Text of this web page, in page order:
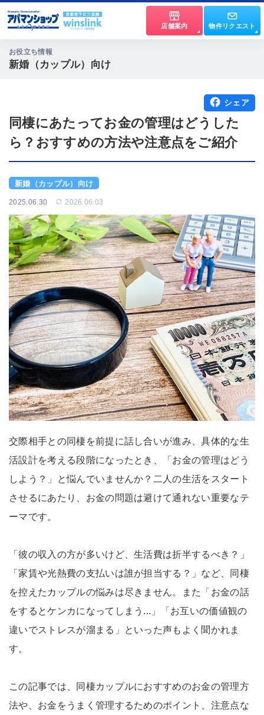
店舗案内 物件リクエスト
お役立ち情報
新婚（カップル）向け
同棲にあたってお金の管理はどうした
ら？おすすめの方法や注意点をご紹介
新婚（カップル）向け
2025.06.30 2026.06.03
シェア
交際相手との同棲を前提に話し合いが進み、具体的な生
活設計を考える段階になったとき、「お金の管理はどう
しよう？」と悩んでいませんか？二人の生活をスタート
させるにあたり、お金の問題は避けて通れない重要なテ
ーマです。
「彼の収入の方が多いけど、生活費は折半するべき？」
「家賃や光熱費の支払いは誰が担当する？」など、同棲
を控えたカップルの悩みは尽きません。また「お金の話
をするとケンカになってしまう...」「お互いの価値観の
違いでストレスが溜まる」といった声もよく聞かれま
す。
この記事では、同棲カップルにおすすめのお金の管理方
法や、お金をうまく管理するためのポイント、注意点な